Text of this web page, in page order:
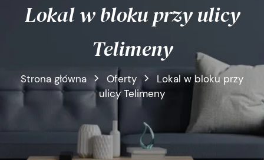
Lokal w bloku przy ulicy
Telimeny
Strona główna Oferty
Lokal w bloku przy
ulicy Telimeny